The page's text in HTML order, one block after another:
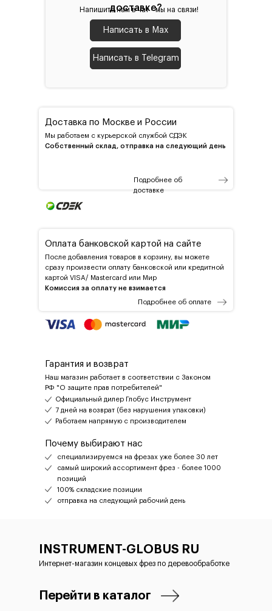
доставке?
Напишите нам в чат - мы на связи!
Написать в Max
Написать в Telegram
Доставка по Москве и России
Мы работаем с курьерской службой СДЭК
Собственный склад, отправка на следующий день
Подробнее об
доставке
Оплата банковской картой на сайте
После добавления товаров в корзину, вы можете
сразу произвести оплату банковской или кредитной
картой VISA/ Mastercard или Мир
Комиссия за оплату не взимается
Подробнее об оплате
Гарантия и возврат
Наш магазин работает в соответствии с Законом
РФ "О защите прав потребителей"
Почему выбирают нас
специализируемся на фрезах уже более 30 лет
самый широкий ассортимент фрез - более 1000
позиций
100% складские позиции
отправка на следующий рабочий день
Официальный дилер Глобус Инструмент
7 дней на возврат (без нарушения упаковки)
Работаем напрямую с производителем
INSTRUMENT-GLOBUS RU
Интернет-магазин концевых фрез по деревообработке
Перейти в каталог